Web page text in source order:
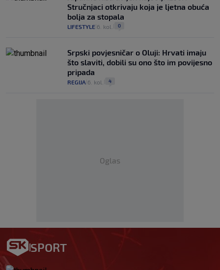
Stručnjaci otkrivaju koja je ljetna obuća
bolja za stopala
LIFESTYLE 6. kol. 0
Srpski povjesničar o Oluji: Hrvati imaju
što slaviti, dobili su ono što im povijesno
pripada
REGIJA 6. kol. 4
Oglas
SPORT